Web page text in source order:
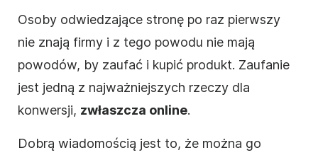
Osoby odwiedzające stronę po raz pierwszy
nie znają firmy i z tego powodu nie mają
powodów, by zaufać i kupić produkt. Zaufanie
jest jedną z najważniejszych rzeczy dla
konwersji, zwłaszcza online.
Dobrą wiadomością jest to, że można go